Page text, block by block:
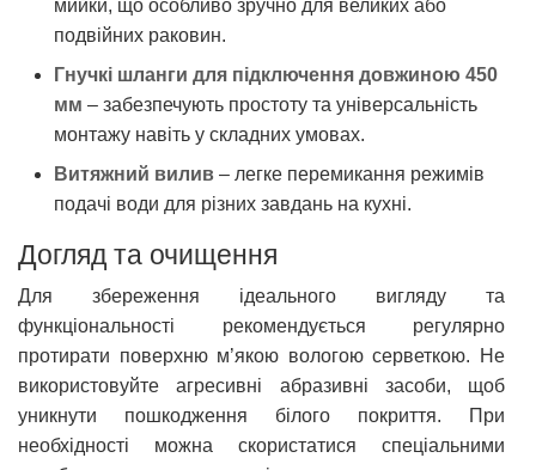
мийки, що особливо зручно для великих або
подвійних раковин.
Гнучкі шланги для підключення довжиною 450
мм – забезпечують простоту та універсальність
монтажу навіть у складних умовах.
Витяжний вилив – легке перемикання режимів
подачі води для різних завдань на кухні.
Догляд та очищення
Для збереження ідеального вигляду та
функціональності рекомендується регулярно
протирати поверхню м’якою вологою серветкою. Не
використовуйте агресивні абразивні засоби, щоб
уникнути пошкодження білого покриття. При
необхідності можна скористатися спеціальними